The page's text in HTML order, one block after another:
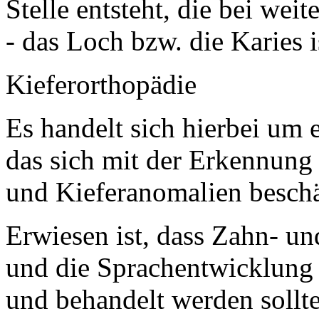
Stelle entsteht, die bei
- das Loch bzw. die Karies
Kieferorthopädie
Es handelt sich hierbei um
das sich mit der
und Kieferanomalien
Erwiesen ist, dass Zahn-
und die
und behandelt werden